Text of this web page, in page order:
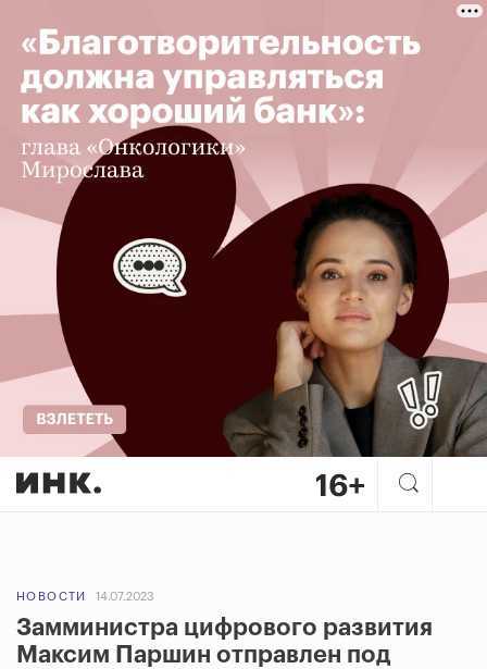
НОВОСТИ 14.07.2023
Замминистра цифрового развития
Максим Паршин отправлен под